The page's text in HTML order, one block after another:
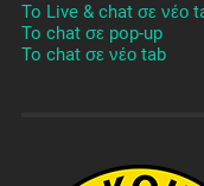
To Live & chat σε νέο
To chat σε pop-up
To chat σε νέο tab